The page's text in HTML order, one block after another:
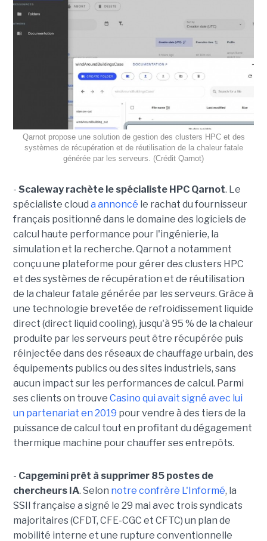
Qarnot propose une solution de gestion des clusters HPC et des
systèmes de récupération et de réutilisation de la chaleur fatale
générée par les serveurs. (Crédit Qarnot)
- Scaleway rachète le spécialiste HPC Qarnot. Le
spécialiste cloud a annoncé le rachat du fournisseur
français positionné dans le domaine des logiciels de
calcul haute performance pour l'ingénierie, la
simulation et la recherche. Qarnot a notamment
conçu une plateforme pour gérer des clusters HPC
et des systèmes de récupération et de réutilisation
de la chaleur fatale générée par les serveurs. Grâce à
une technologie brevetée de refroidissement liquide
direct (direct liquid cooling), jusqu'à 95 % de la chaleur
produite par les serveurs peut être récupérée puis
réinjectée dans des réseaux de chauffage urbain, des
équipements publics ou des sites industriels, sans
aucun impact sur les performances de calcul. Parmi
ses clients on trouve Casino qui avait signé avec lui
un partenariat en 2019 pour vendre à des tiers de la
puissance de calcul tout en profitant du dégagement
thermique machine pour chauffer ses entrepôts.
- Capgemini prêt à supprimer 85 postes de
chercheurs IA. Selon notre confrère L'Informé, la
SSII française a signé le 29 mai avec trois syndicats
majoritaires (CFDT, CFE-CGC et CFTC) un plan de
mobilité interne et une rupture conventionnelle